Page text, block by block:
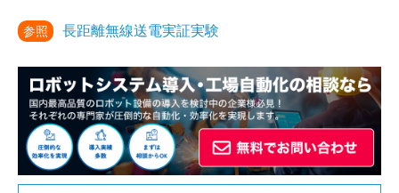
参照 長距離無線送電実証実験